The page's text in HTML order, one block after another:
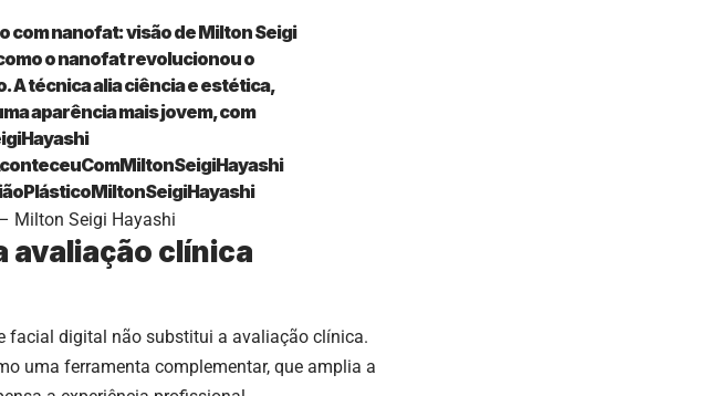
com nanofat: visão de Milton Seigi
o nanofat revolucionou o
A técnica alia ciência e estética,
aparência mais jovem, com
Milton Seigi Hayashi
avaliação clínica
facial digital não substitui a avaliação clínica.
uma ferramenta complementar, que amplia a